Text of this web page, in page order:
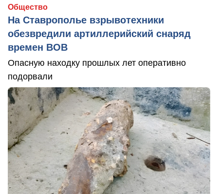
Общество
На Ставрополье взрывотехники
обезвредили артиллерийский снаряд
времен ВОВ
Опасную находку прошлых лет оперативно
подорвали